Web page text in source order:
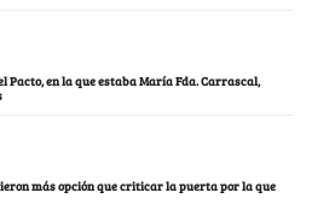
Pacto, en la que estaba María Fda. Carrascal,
más opción que criticar la puerta por la que